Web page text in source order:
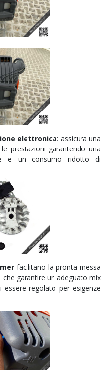
elettronica: assicura una
prestazioni garantendo una
e un consumo ridotto di
facilitano la pronta messa
che garantire un adeguato mix
regolato per esigenze